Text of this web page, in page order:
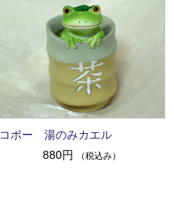
コポー 湯のみカエル
880円
（税込み）